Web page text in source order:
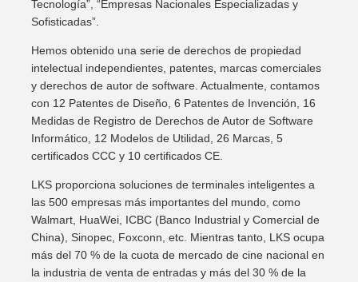
Tecnología”, “Empresas Nacionales Especializadas y
Sofisticadas”.
Hemos obtenido una serie de derechos de propiedad
intelectual independientes, patentes, marcas comerciales
y derechos de autor de software. Actualmente, contamos
con 12 Patentes de Diseño, 6 Patentes de Invención, 16
Medidas de Registro de Derechos de Autor de Software
Informático, 12 Modelos de Utilidad, 26 Marcas, 5
certificados CCC y 10 certificados CE.
LKS proporciona soluciones de terminales inteligentes a
las 500 empresas más importantes del mundo, como
Walmart, HuaWei, ICBC (Banco Industrial y Comercial de
China), Sinopec, Foxconn, etc. Mientras tanto, LKS ocupa
más del 70 % de la cuota de mercado de cine nacional en
la industria de venta de entradas y más del 30 % de la